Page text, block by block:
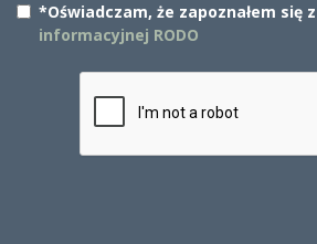
*Oświadczam, że zapoznałem się
informacyjnej RODO